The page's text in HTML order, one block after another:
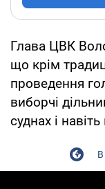
Глава ЦВК
що крім
проведення
виборчі
суднах і